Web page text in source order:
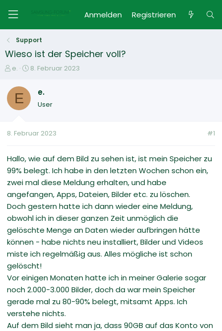
Anmelden Registrieren
Support
Wieso ist der Speicher voll?
E
s
e
e
e.
E
t
t
m
8. Februar 2023
E e.
User
8. Februar 2023 #1
Hallo, wie auf dem Bild zu sehen ist, ist mein Speicher zu
99% belegt. Ich habe in den letzten Wochen schon ein,
zwei mal diese Meldung erhalten, und habe
angefangen, Apps, Dateien, Bilder etc. zu löschen.
Doch gestern hatte ich dann wieder eine Meldung,
obwohl ich in dieser ganzen Zeit unmöglich die
gelöschte Menge an Daten wieder aufbringen hätte
können - habe nichts neu installiert, Bilder und Videos
miste ich regelmäßig aus. Alles mögliche ist schon
gelöscht!
Vor einigen Monaten hatte ich in meiner Galerie sogar
noch 2.000-3.000 Bilder, doch da war mein Speicher
gerade mal zu 80-90% belegt, mitsamt Apps. Ich
verstehe nichts.
Auf dem Bild sieht man ja, dass 90GB auf das Konto von